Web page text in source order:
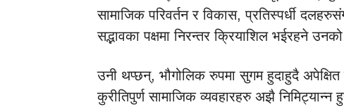
सामाजिक परिवर्तन र विकास, प्रतिस्पर्धी
सद्भावका पक्षमा निरन्तर क्रियाशिल भईरहने
उनी थप्छन्, भौगोलिक रुपमा सुगम हुदाहुदै
कुरीतिपुर्ण सामाजिक व्यवहारहरु अझै